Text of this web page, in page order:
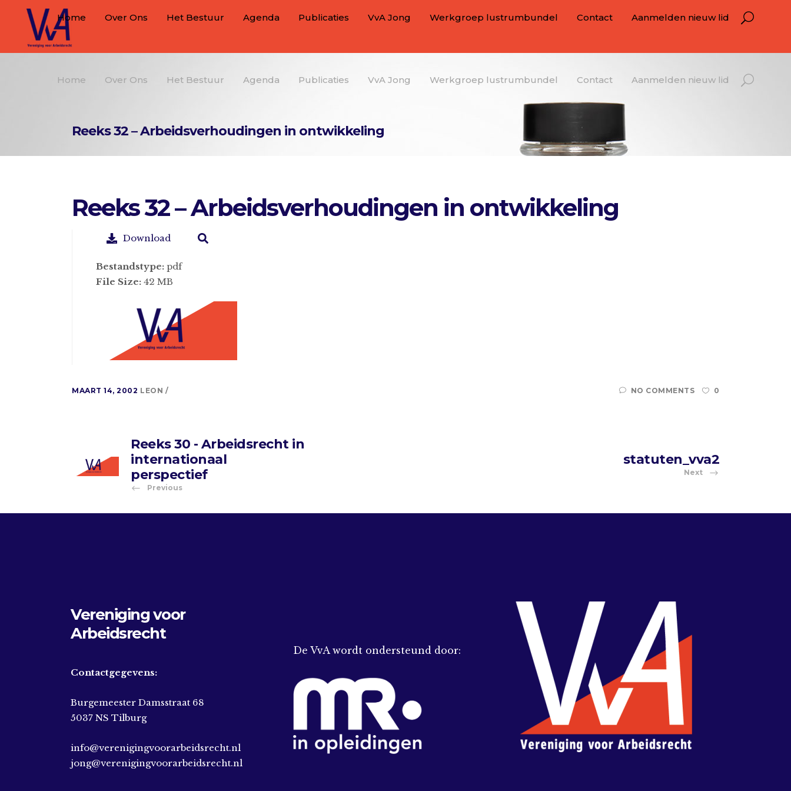
Home Over Ons Het Bestuur Agenda Publicaties VvA Jong Werkgroep lustrumbundel Contact Aanmelden nieuw lid
Home Over Ons Het Bestuur Agenda Publicaties VvA Jong Werkgroep lustrumbundel Contact Aanmelden nieuw lid
Reeks 32 – Arbeidsverhoudingen in ontwikkeling
Reeks 32 – Arbeidsverhoudingen in ontwikkeling
Download
Bestandstype: pdf
File Size: 42 MB
MAART 14, 2002 LEON NO COMMENTS 0
Reeks 30 - Arbeidsrecht in
internationaal
perspectief
Previous
statuten_vva2
Next
Vereniging voor
Arbeidsrecht
Contactgegevens:
Burgemeester Damsstraat 68
5037 NS Tilburg
info@verenigingvoorarbeidsrecht.nl
jong@verenigingvoorarbeidsrecht.nl
De VvA wordt ondersteund door: